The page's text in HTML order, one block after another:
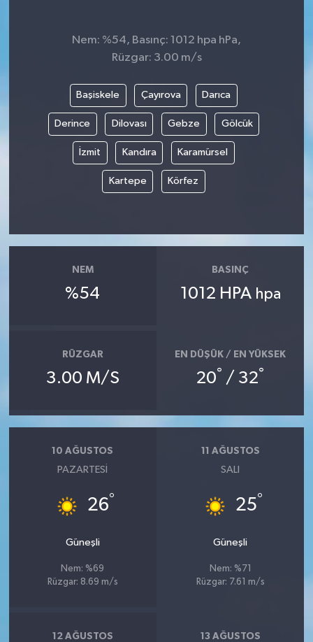
Nem: %54, Basınç: 1012 hpa hPa,
Rüzgar: 3.00 m/s
Başiskele Çayırova Darıca
Derince Dilovası Gebze Gölcük
İzmit Kandıra Karamürsel
Kartepe Körfez
NEM
%54
BASINÇ
1012 HPA hpa
RÜZGAR
3.00 M/S
EN DÜŞÜK / EN YÜKSEK
20° / 32°
10 AĞUSTOS
PAZARTESI
26°
Güneşli
Nem: %69
Rüzgar: 8.69 m/s
11 AĞUSTOS
SALI
25°
Güneşli
Nem: %71
Rüzgar: 7.61 m/s
12 AĞUSTOS 13 AĞUSTOS